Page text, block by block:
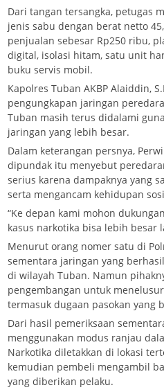
Dari tangan tersangka, petugas
jenis sabu dengan berat netto
penjualan sebesar Rp250 ribu,
digital, isolasi hitam, satu unit
buku servis mobil.
Kapolres Tuban AKBP Alaiddin,
pengungkapan jaringan
Tuban masih terus didalami
jaringan yang lebih besar.
Dalam keterangan persnya,
dipundak itu menyebut
serius karena dampaknya yang
serta mengancam kehidupan
“Ke depan kami mohon
kasus narkotika bisa lebih besar
Menurut orang nomer satu di
sementara jaringan yang
di wilayah Tuban. Namun
pengembangan untuk
termasuk dugaan pasokan yang
Dari hasil pemeriksaan
menggunakan modus ranjau
Narkotika diletakkan di lokasi
kemudian pembeli mengambil
yang diberikan pelaku.